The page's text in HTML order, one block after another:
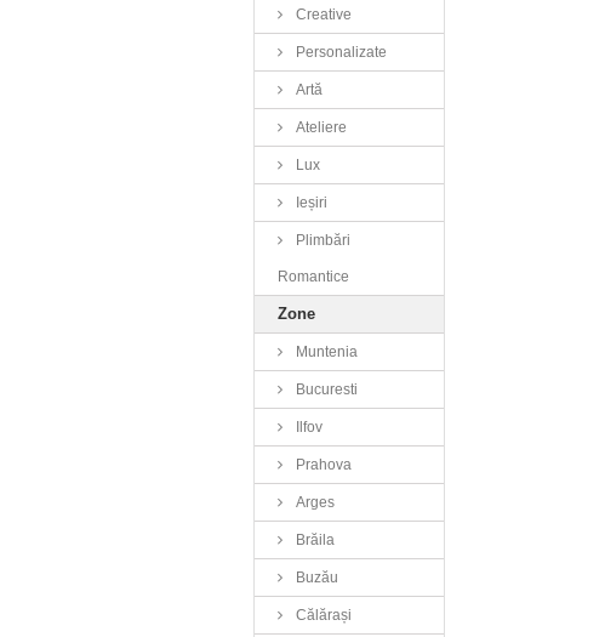
Creative
Personalizate
Artă
Ateliere
Lux
Ieșiri
Plimbări
Romantice
Zone
Muntenia
Bucuresti
Ilfov
Prahova
Arges
Brăila
Buzău
Călărași